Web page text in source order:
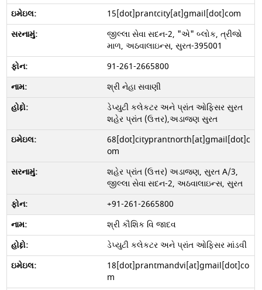
15[dot]prantcity[at]gmail[dot]com
જીલ્લા સેવા સદન-2, "એ" બ્લોક, ત્રીજો
માળ, અઠવાલાઇન્સ, સુરત-395001
91-261-2665800
શ્રી નેહા સવાણી
ડેપ્યુટી કલેકટર અને પ્રાંત ઓફિસર સુરત
શહેર પ્રાંત (ઉત્તર),અડાજણ સુરત
68[dot]cityprantnorth[at]gmail[dot]c
om
શહેર પ્રાંત (ઉત્તર) અડાજણ, સુરત A/3,
જીલ્લા સેવા સદન-2, અઠવાલાઇન્સ, સુરત
+91-261-2665800
શ્રી કૌશિક વિ જાદવ
ડેપ્યુટી કલેકટર અને પ્રાંત ઓફિસર માંડવી
18[dot]prantmandvi[at]gmail[dot]co
m